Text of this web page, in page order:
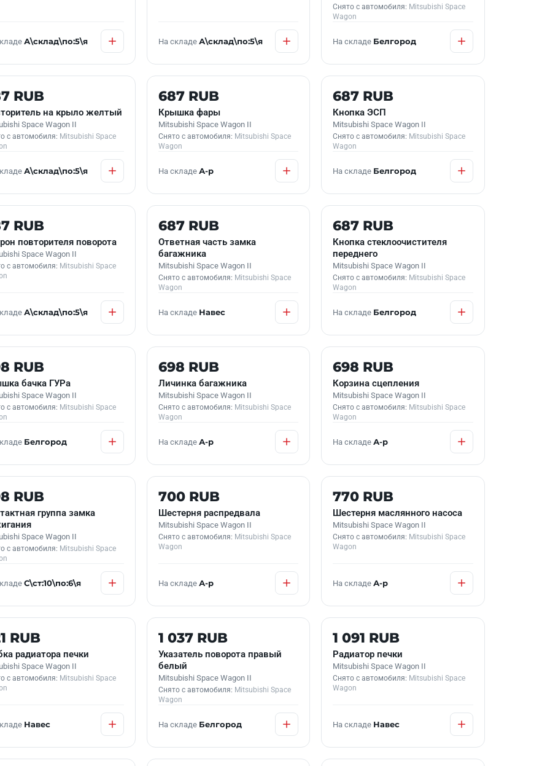
А\склад\по:5\я На складе А\склад\по:5\я
Снято с автомобиля: Mitsubishi Space
Wagon
На складе Белгород
НАЛИЧИИ
RUB
на крыло желтый
Space Wagon II
с автомобиля: Mitsubishi Space
А\склад\по:5\я
Б/У В НАЛИЧИИ
687 RUB
Крышка фары
Mitsubishi Space Wagon II
Снято с автомобиля: Mitsubishi Space
Wagon
На складе А-р
Б/У В НАЛИЧИИ
687 RUB
Кнопка ЭСП
Mitsubishi Space Wagon II
Снято с автомобиля: Mitsubishi Space
Wagon
На складе Белгород
НАЛИЧИИ
RUB
повторителя поворота
Space Wagon II
с автомобиля: Mitsubishi Space
А\склад\по:5\я
Б/У В НАЛИЧИИ
687 RUB
Ответная часть замка
багажника
Mitsubishi Space Wagon II
Снято с автомобиля: Mitsubishi Space
Wagon
На складе Навес
Б/У В НАЛИЧИИ
687 RUB
Кнопка стеклоочистителя
переднего
Mitsubishi Space Wagon II
Снято с автомобиля: Mitsubishi Space
Wagon
На складе Белгород
НАЛИЧИИ
RUB
бачка ГУРа
Space Wagon II
с автомобиля: Mitsubishi Space
Белгород
Б/У В НАЛИЧИИ
698 RUB
Личинка багажника
Mitsubishi Space Wagon II
Снято с автомобиля: Mitsubishi Space
Wagon
На складе А-р
Б/У В НАЛИЧИИ
698 RUB
Корзина сцепления
Mitsubishi Space Wagon II
Снято с автомобиля: Mitsubishi Space
Wagon
На складеА-р
НАЛИЧИИ
RUB
группа замка
Space Wagon II
с автомобиля: Mitsubishi Space
С\ст:10\по:6\я
Б/У В НАЛИЧИИ
700 RUB
Шестерня распредвала
Mitsubishi Space Wagon II
Снято с автомобиля: Mitsubishi Space
Wagon
На складе А-р
Б/У В НАЛИЧИИ
770 RUB
Шестерня маслянного насоса
Mitsubishi Space Wagon II
Снято с автомобиля: Mitsubishi Space
Wagon
На складеА-р
НАЛИЧИИ
RUB
радиатора печки
Space Wagon II
с автомобиля: Mitsubishi Space
Навес
Б/У В НАЛИЧИИ
1 037 RUB
Указатель поворота правый
белый
Mitsubishi Space Wagon II
Снято с автомобиля: Mitsubishi Space
Wagon
На складе Белгород
Б/У В НАЛИЧИИ
1 091 RUB
Радиатор печки
Mitsubishi Space Wagon II
Снято с автомобиля: Mitsubishi Space
Wagon
На складе Навес